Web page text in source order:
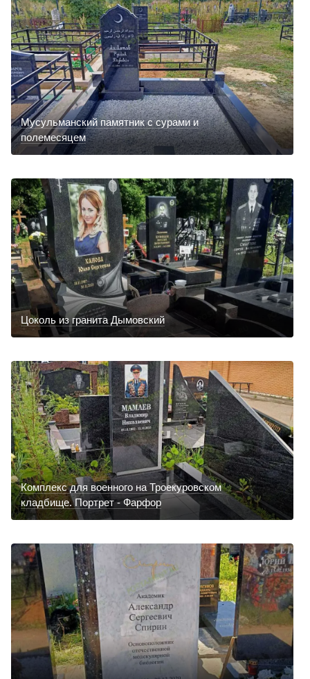
Мусульманский памятник с сурами и
полемесяцем
Цоколь из гранита Дымовский
Комплекс для военного на Троекуровском
кладбище. Портрет - Фарфор